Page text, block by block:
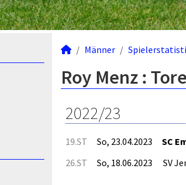
Männer
Roy Menz :
2022/23
19.ST So, 23.04.2023 SC
26.ST So, 18.06.2023 SV